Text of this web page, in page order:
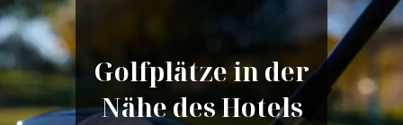
Golfplätze in der
Nähe des Hotels